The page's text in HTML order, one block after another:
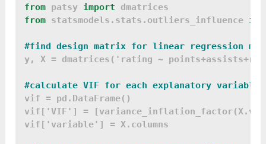
from patsy import
from statsmodels.stats.outliers_influence
#find design matrix for linear regression
y, X = dmatrices('rating ~
#calculate VIF for each explanatory variable
vif = pd.DataFrame()
vif['VIF'] =
vif['variable'] = X.columns